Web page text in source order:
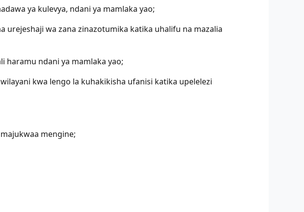
ya kulevya, ndani ya mamlaka yao;
urejeshaji wa zana zinazotumika katika uhalifu na mazalia
haramu ndani ya mamlaka yao;
kwa lengo la kuhakikisha ufanisi katika upelelezi
mengine;